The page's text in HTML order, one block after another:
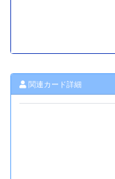
関連カード詳細